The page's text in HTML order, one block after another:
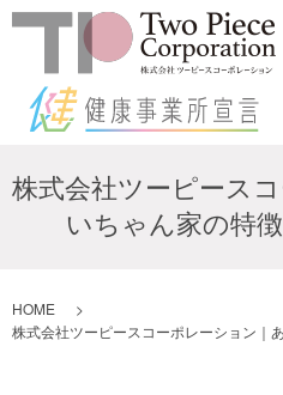
株式会社ツーピース
いちゃん家の特
HOME
株式会社ツーピースコーポレーション｜